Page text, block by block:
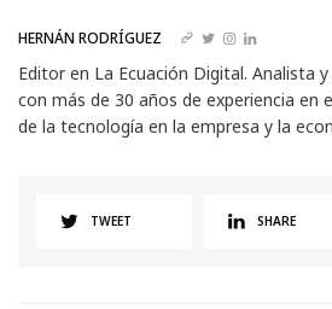
HERNÁN RODRÍGUEZ
Editor en La Ecuación Digital. Analista
con más de 30 años de experiencia en
de la tecnología en la empresa y la
TWEET SHARE